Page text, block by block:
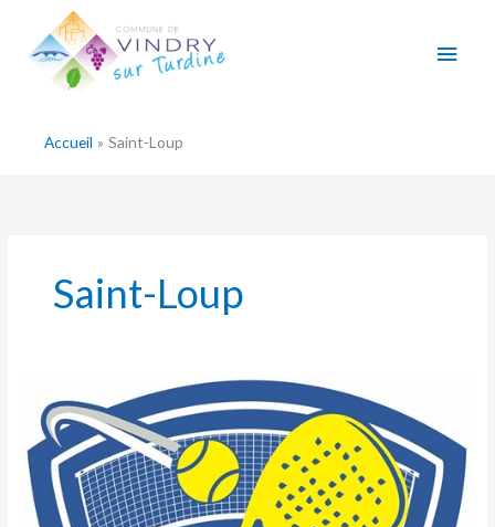
contenu
Accueil Saint-Loup
Saint-Loup